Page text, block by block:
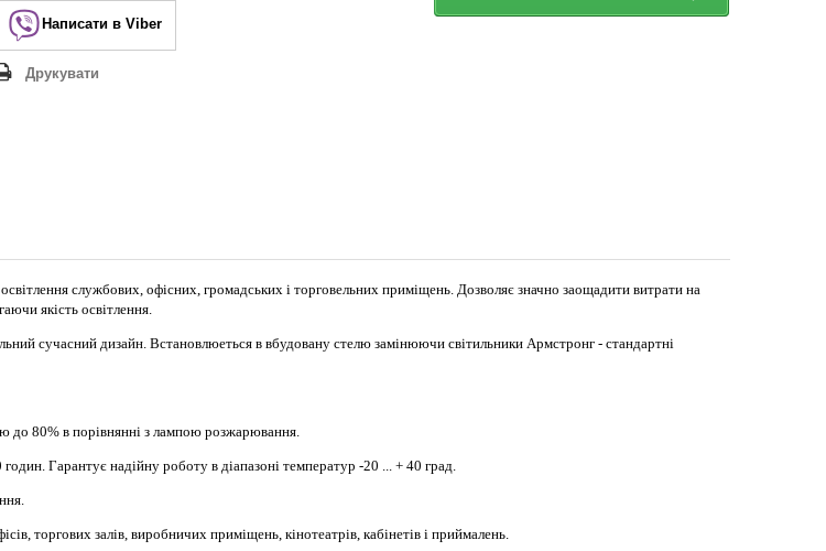
Написати в Viber
Друкувати
службових, офісних, громадських і торговельних приміщень. Дозволяє значно заощадити витрати на
якість освітлення.
сучасний дизайн. Встановлюеться в вбудовану стелю замінюючи світильники Армстронг - стандартні
до 80% в порівнянні з лампою розжарювання.
Гарантує надійну роботу в діапазоні температур -20 ... + 40 град.
торгових залів, виробничих приміщень, кінотеатрів, кабінетів і приймалень.